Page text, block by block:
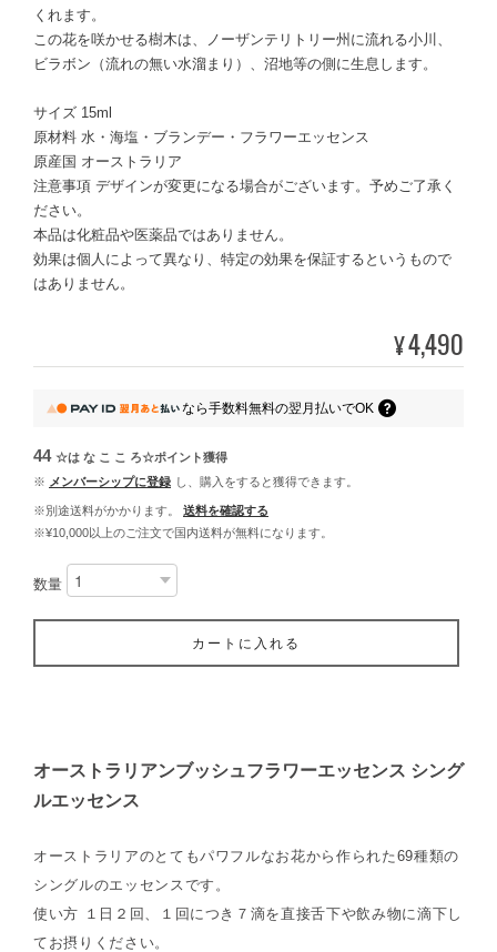
くれます。
この花を咲かせる樹木は、ノーザンテリトリー州に流れる小川、
ビラボン（流れの無い水溜まり）、沼地等の側に生息します。
サイズ 15ml
原材料 水・海塩・ブランデー・フラワーエッセンス
原産国 オーストラリア
注意事項 デザインが変更になる場合がございます。予めご了承く
ださい。
本品は化粧品や医薬品ではありません。
効果は個人によって異なり、特定の効果を保証するというもので
はありません。
¥4,490
なら手数料無料の翌月払いでOK
44 ☆は な こ こ ろ☆ポイント獲得
※ メンバーシップに登録 し、購入をすると獲得できます。
※別途送料がかかります。
送料を確認する
※¥10,000以上のご注文で国内送料が無料になります。
数量
カートに入れる
オーストラリアンブッシュフラワーエッセンス シング
ルエッセンス
オーストラリアのとてもパワフルなお花から作られた69種類の
シングルのエッセンスです。
使い方 １日２回、１回につき７滴を直接舌下や飲み物に滴下し
てお摂りください。